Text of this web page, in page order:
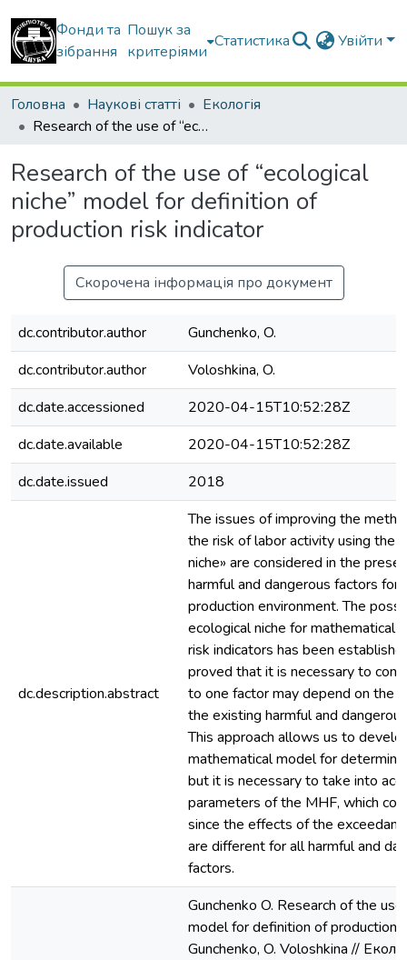
Фонди та
зібрання
Пошук за
критеріями
Статистика Увійти
Головна Наукові статті
Екологія
Research of the use of “ecological niche” model for definition of production risk indicator
Research of the use of “ecological
niche” model for definition of
production risk indicator
Скорочена інформація про документ
dc.contributor.author
Gunchenko, O.
dc.contributor.author
Voloshkina, O.
dc.date.accessioned
2020-04-15T10:52:28Z
dc.date.available
2020-04-15T10:52:28Z
dc.date.issued
2018
dc.description.abstract
The issues of improving the
the risk of labor activity using the
niche» are considered in the
harmful and dangerous factors for
production environment. The
ecological niche for mathematical
risk indicators has been
proved that it is necessary to
to one factor may depend on the
the existing harmful and
This approach allows us to
mathematical model for
but it is necessary to take into
parameters of the MHF, which
since the effects of the
are different for all harmful and
factors.
Gunchenko O. Research of the
model for definition of production
Gunchenko, O. Voloshkina //